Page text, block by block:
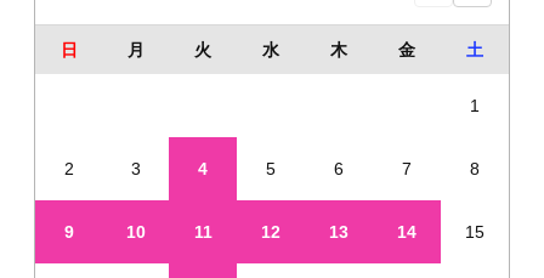
日 月 火 水 木 金 土
1
2 3 4 5 6 7 8
9 10 11 12 13 14 15